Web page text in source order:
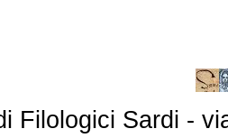
Filologici Sardi -